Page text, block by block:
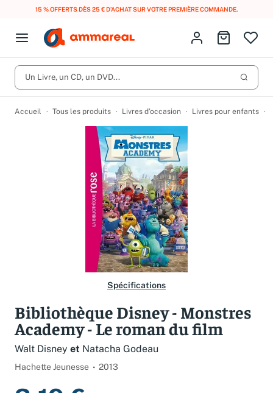
15 % OFFERTS DÈS 25 € D’ACHAT SUR VOTRE PREMIÈRE COMMANDE.
Open menu
Fermer le menu
CD d'occasion
DVD d'occasion
Vinyles d'occasion
Meilleures ventes
Nos engagements
Lancer
Vous n'avez pas trouvé l'article que vous cherchiez ?
Activez les notifications dans votre compte pour être alerté dès
qu'il est en stock.
Créer une alerte
Identifiez-vous
Aller au
Un Livre, un CD, un DVD...
Accueil Tous les produits Livres d’occasion Livres pour enfants
Spécifications
Bibliothèque Disney - Monstres
Academy - Le roman du film
Walt Disney et Natacha Godeau
Hachette Jeunesse 2013